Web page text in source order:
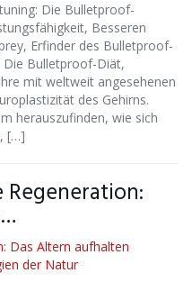
Die Bulletproof-
Besseren
Erfinder des Bulletproof-
Die Bulletproof-Diät,
mit weltweit angesehenen
des Gehirns.
herauszufinden, wie sich
[…]
Regeneration: